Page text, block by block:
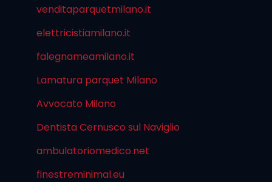
venditaparquetmilano.it
elettricistiamilano.it
falegnameamilano.it
Lamatura parquet Milano
Avvocato Milano
Dentista Cernusco sul Naviglio
ambulatoriomedico.net
finestreminimal.eu